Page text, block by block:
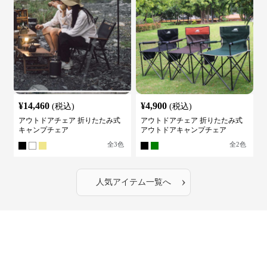
¥14,460 (税込)
アウトドアチェア 折りたたみ式
キャンプチェア
全3色
¥4,900 (税込)
アウトドアチェア 折りたたみ式
アウトドアキャンプチェア
全2色
人気アイテム一覧へ ›